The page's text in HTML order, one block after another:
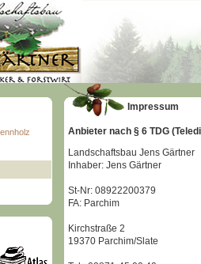
Impressum
Anbieter nach § 6 TDG
Landschaftsbau Jens Gärtner
Inhaber: Jens Gärtner
St-Nr: 08922200379
FA: Parchim
Kirchstraße 2
19370 Parchim/Slate